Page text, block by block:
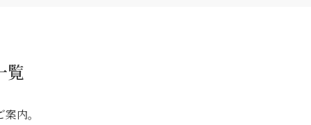
覧
内。